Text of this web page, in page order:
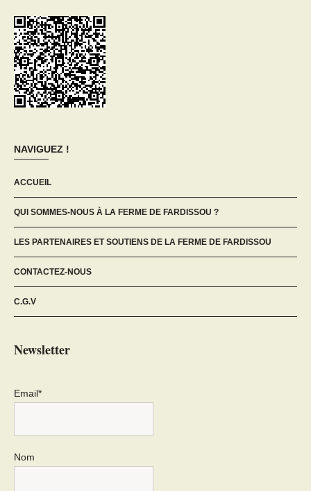
NAVIGUEZ !
ACCUEIL
QUI SOMMES-NOUS À LA FERME DE FARDISSOU ?
LES PARTENAIRES ET SOUTIENS DE LA FERME DE FARDISSOU
CONTACTEZ-NOUS
C.G.V
Newsletter
Email*
Nom